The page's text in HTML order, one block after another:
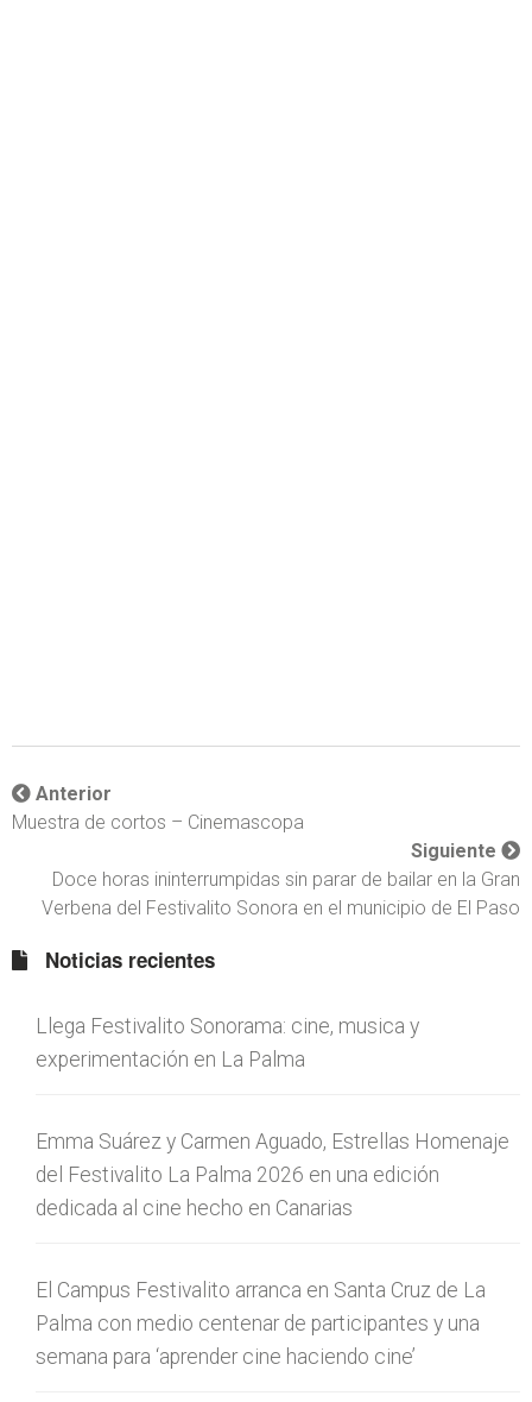
Anterior
Muestra de cortos – Cinemascopa
Siguiente
Doce horas ininterrumpidas sin parar de bailar en la Gran
Verbena del Festivalito Sonora en el municipio de El Paso
Noticias recientes
Llega Festivalito Sonorama: cine, musica y
experimentación en La Palma
Emma Suárez y Carmen Aguado, Estrellas Homenaje
del Festivalito La Palma 2026 en una edición
dedicada al cine hecho en Canarias
El Campus Festivalito arranca en Santa Cruz de La
Palma con medio centenar de participantes y una
semana para ‘aprender cine haciendo cine’